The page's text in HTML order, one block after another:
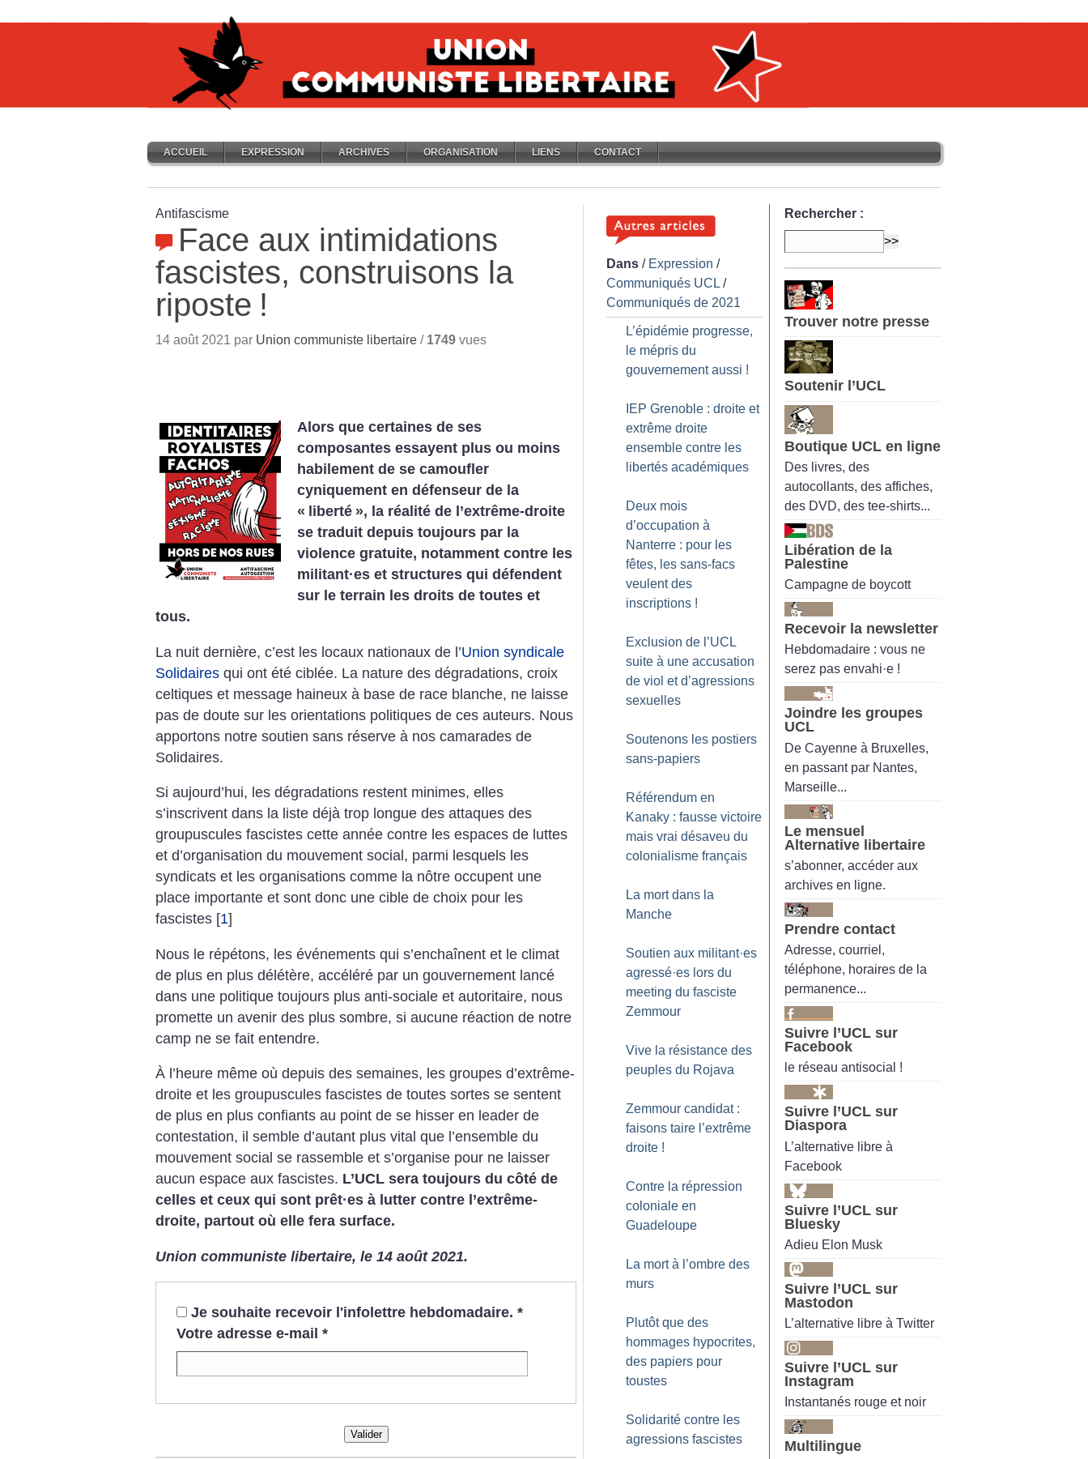
ACCUEIL EXPRESSION ARCHIVES ORGANISATION LIENS CONTACT
Antifascisme
Face aux intimidations
fascistes, construisons la
riposte !
14 août 2021 par Union communiste libertaire / 1749 vues
Alors que certaines de ses
composantes essayent plus ou moins
habilement de se camoufler
cyniquement en défenseur de la
« liberté », la réalité de l’extrême-droite
se traduit depuis toujours par la
violence gratuite, notamment contre les
militant·es et structures qui défendent
sur le terrain les droits de toutes et
tous.
La nuit dernière, c’est les locaux nationaux de l’Union syndicale
Solidaires qui ont été ciblée. La nature des dégradations, croix
celtiques et message haineux à base de race blanche, ne laisse
pas de doute sur les orientations politiques de ces auteurs. Nous
apportons notre soutien sans réserve à nos camarades de
Solidaires.
Si aujourd’hui, les dégradations restent minimes, elles
s’inscrivent dans la liste déjà trop longue des attaques des
groupuscules fascistes cette année contre les espaces de luttes
et d’organisation du mouvement social, parmi lesquels les
syndicats et les organisations comme la nôtre occupent une
place importante et sont donc une cible de choix pour les
fascistes [1]
Nous le répétons, les événements qui s’enchaînent et le climat
de plus en plus délétère, accéléré par un gouvernement lancé
dans une politique toujours plus anti-sociale et autoritaire, nous
promette un avenir des plus sombre, si aucune réaction de notre
camp ne se fait entendre.
À l’heure même où depuis des semaines, les groupes d’extrême-
droite et les groupuscules fascistes de toutes sortes se sentent
de plus en plus confiants au point de se hisser en leader de
contestation, il semble d’autant plus vital que l’ensemble du
mouvement social se rassemble et s’organise pour ne laisser
aucun espace aux fascistes. L’UCL sera toujours du côté de
celles et ceux qui sont prêt·es à lutter contre l’extrême-
droite, partout où elle fera surface.
Union communiste libertaire, le 14 août 2021.
Je souhaite recevoir l'infolettre hebdomadaire. *
Votre adresse e-mail *
Valider
Dans / Expression /
Communiqués UCL /
Communiqués de 2021
L’épidémie progresse,
le mépris du
gouvernement aussi !
IEP Grenoble : droite et
extrême droite
ensemble contre les
libertés académiques
Deux mois
d’occupation à
Nanterre : pour les
fêtes, les sans-facs
veulent des
inscriptions !
Exclusion de l’UCL
suite à une accusation
de viol et d’agressions
sexuelles
Soutenons les postiers
sans-papiers
Référendum en
Kanaky : fausse victoire
mais vrai désaveu du
colonialisme français
La mort dans la
Manche
Soutien aux militant·es
agressé·es lors du
meeting du fasciste
Zemmour
Vive la résistance des
peuples du Rojava
Zemmour candidat :
faisons taire l’extrême
droite !
Contre la répression
coloniale en
Guadeloupe
La mort à l’ombre des
murs
Plutôt que des
hommages hypocrites,
des papiers pour
toustes
Solidarité contre les
agressions fascistes
Rechercher :
Trouver notre presse
Soutenir l’UCL
Boutique UCL en ligne
Des livres, des
autocollants, des affiches,
des DVD, des tee-shirts...
Libération de la
Palestine
Campagne de boycott
Recevoir la newsletter
Hebdomadaire : vous ne
serez pas envahi·e !
Joindre les groupes
UCL
De Cayenne à Bruxelles,
en passant par Nantes,
Marseille...
Le mensuel
Alternative libertaire
s’abonner, accéder aux
archives en ligne.
Prendre contact
Adresse, courriel,
téléphone, horaires de la
permanence...
Suivre l’UCL sur
Facebook
le réseau antisocial !
Suivre l’UCL sur
Diaspora
L’alternative libre à
Facebook
Suivre l’UCL sur
Bluesky
Adieu Elon Musk
Suivre l’UCL sur
Mastodon
L’alternative libre à Twitter
Suivre l’UCL sur
Instagram
Instantanés rouge et noir
Multilingue